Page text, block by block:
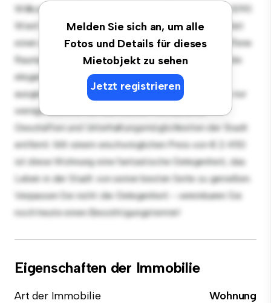
Melden Sie sich an, um alle
Fotos und Details für dieses
Mietobjekt zu sehen
Jetzt registrieren
Willkommen in Ihrem neuen urbanen Rückzugsort in 1090
Wien! Diese moderne 1 Schlafzimmer-Wohnung bietet
einen stilvollen und gemütlichen Lebensraum. Die offene
Raumaufteilung eignet sich perfekt für Gäste, und die
elegante Küche ist mit erstklassigen Geräten
ausgestattet. Dank der erstklassigen Lage sind Sie nur
wenige Schritte von den besten Restaurants,
Geschäften und Unterhaltungsmöglichkeiten der Stadt
entfernt. Mit einem erschwinglichen Preis von € 2.450
ist diese Wohnung eine fantastische Gelegenheit, das
Leben in der Stadt von seiner besten Seite zu genießen.
Verpassen Sie nicht die Gelegenheit - vereinbaren Sie
noch heute einen Besichtigungstermin!
Eigenschaften der Immobilie
Art der Immobilie
Wohnung